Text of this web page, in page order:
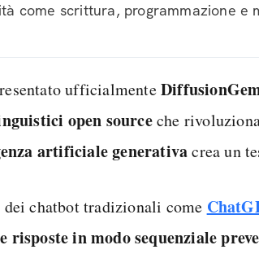
come scrittura, programmazione e
ufficialmente
open sourceche
artificiale generativacrea un
chatbot tradizionali come
risposte in modo sequenziale